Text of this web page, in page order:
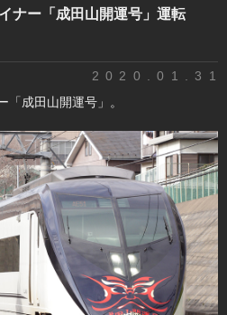
ナー「成田山開運号」運転
2020.01.31
成田山開運号」。